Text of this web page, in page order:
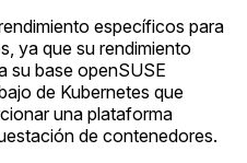
específicos para
ya que su rendimiento
su base openSUSE
de Kubernetes que
una plataforma
de contenedores.